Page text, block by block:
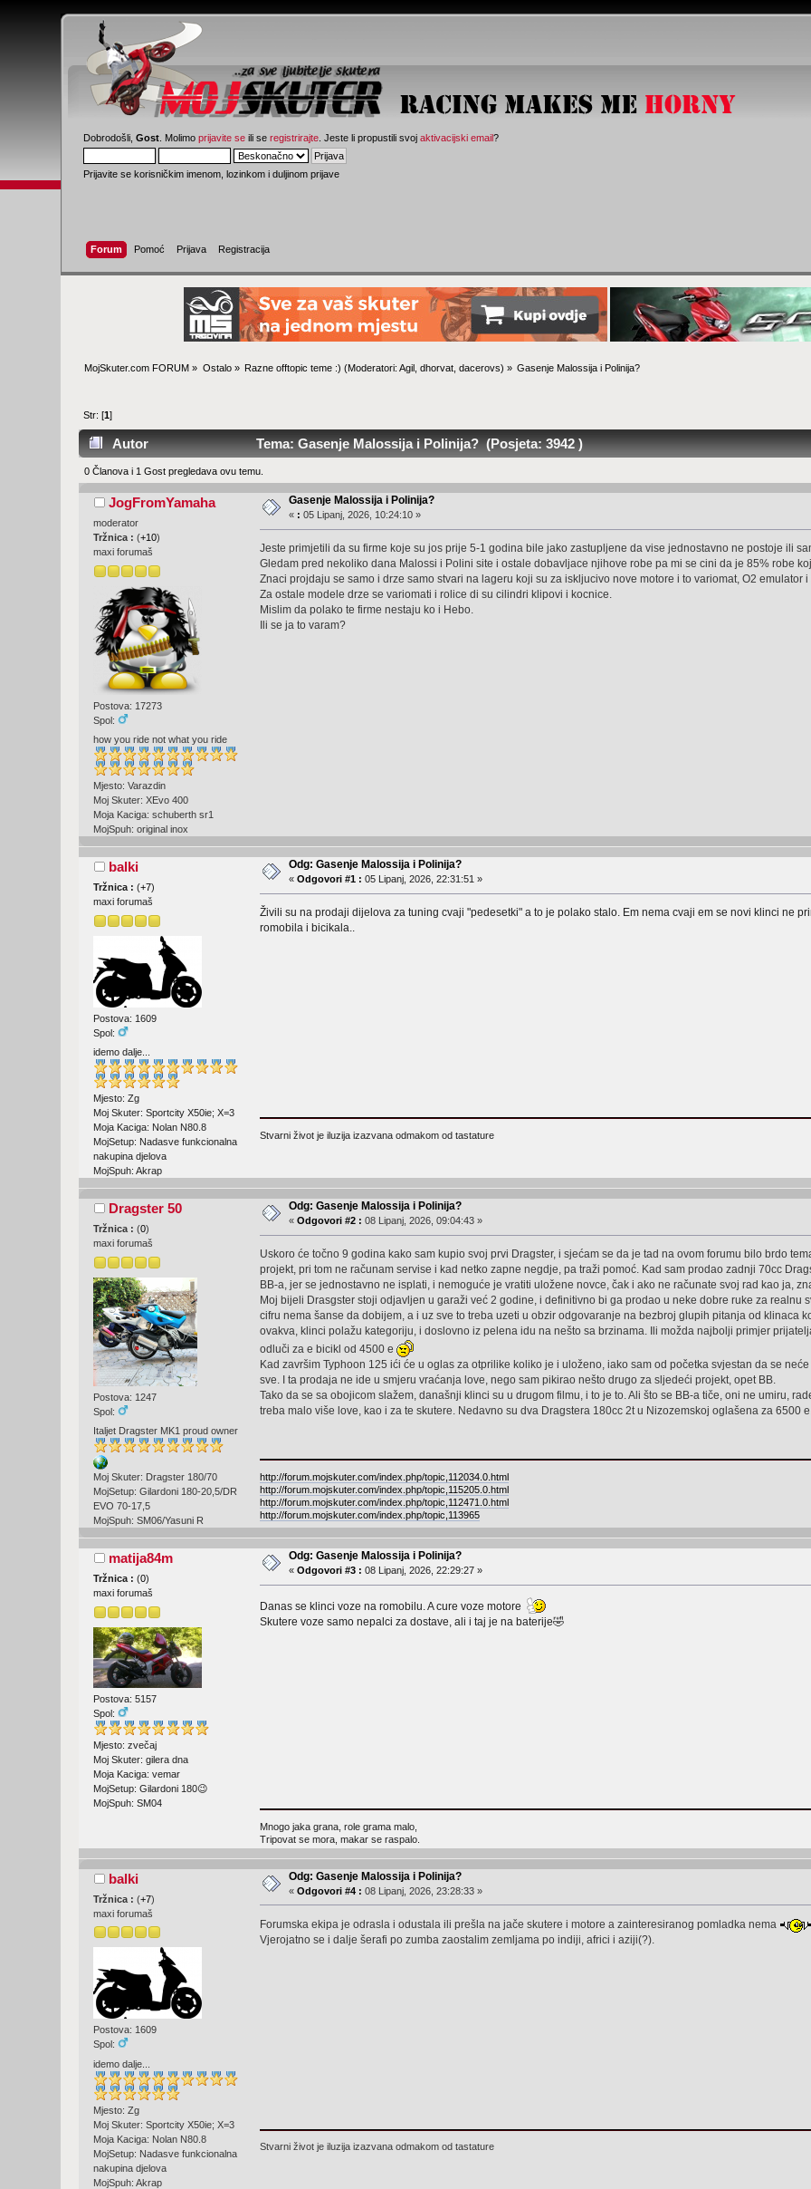
Dobrodošli,Gost . Molimoprijavite se ili seregistrirajte . Jeste li propustili svojaktivacijski email?
Prijavite se korisničkim imenom, lozinkom i duljinom prijave
Forum Pomoć Prijava Registracija
MojSkuter.com FORUM » Ostalo» Razne offtopic teme :) (Moderatori:Agil ,dhorvat ,dacerovs) » Gasenje Malossija i Polinija?
Str: [1]
Autor Tema: Gasenje Malossija i Polinija? (Posjeta: 3942 )
0 Članova i 1 Gost pregledava ovu temu.
JogFromYamaha
moderator
Tržnica :(+10)
maxi forumaš
Postova: 17273
Spol:
how you ride not what you ride
Mjesto: Varazdin
Moj Skuter: XEvo 400
Moja Kaciga: schuberth sr1
MojSpuh: original inox
Gasenje Malossija i Polinija?
« : 05 Lipanj, 2026, 10:24:10 »
Jeste primjetili da su firme koje su jos prije 5-1 godina bile jako zastupljene da vise jednostavno ne postoje ili
Gledam pred nekoliko dana Malossi i Polini site i ostale dobavljace njihove robe pa mi se cini da je 85% robe
Znaci projdaju se samo i drze samo stvari na lageru koji su za iskljucivo nove motore i to variomat, O2 emulator i
Za ostale modele drze se variomati i rolice di su cilindri klipovi i kocnice.
Mislim da polako te firme nestaju ko i Hebo.
Ili se ja to varam?
balki
Tržnica :(+7)
maxi forumaš
Postova: 1609
Spol:
idemo dalje...
Mjesto: Zg
Moj Skuter: Sportcity X50ie; X=3
Moja Kaciga: Nolan N80.8
MojSetup: Nadasve funkcionalna
nakupina djelova
MojSpuh: Akrap
Odg: Gasenje Malossija i Polinija?
«Odgovori #1 : 05 Lipanj, 2026, 22:31:51 »
Živili su na prodaji dijelova za tuning cvaji "pedesetki" a to je polako stalo. Em nema cvaji em se novi klinci ne
romobila i bicikala..
Stvarni život je iluzija izazvana odmakom od tastature
Dragster 50
Tržnica :(0)
maxi forumaš
Postova: 1247
Spol:
Italjet Dragster MK1 proud owner
Moj Skuter: Dragster 180/70
MojSetup: Gilardoni 180-20,5/DR
EVO 70-17,5
MojSpuh: SM06/Yasuni R
Odg: Gasenje Malossija i Polinija?
«Odgovori #2 : 08 Lipanj, 2026, 09:04:43 »
Uskoro će točno 9 godina kako sam kupio svoj prvi Dragster, i sjećam se da je tad na ovom forumu bilo brdo
projekt, pri tom ne računam servise i kad netko zapne negdje, pa traži pomoć. Kad sam prodao zadnji 70cc
BB-a, jer se jednostavno ne isplati, i nemoguće je vratiti uložene novce, čak i ako ne računate svoj rad kao ja,
Moj bijeli Drasgster stoji odjavljen u garaži već 2 godine, i definitivno bi ga prodao u neke dobre ruke za realnu
cifru nema šanse da dobijem, a i uz sve to treba uzeti u obzir odgovaranje na bezbroj glupih pitanja od klinaca
ovakva, klinci polažu kategoriju, i doslovno iz pelena idu na nešto sa brzinama. Ili možda najbolji primjer
odluči za e bicikl od 4500 e
Kad završim Typhoon 125 ići će u oglas za otprilike koliko je i uloženo, iako sam od početka svjestan da se
sve. I ta prodaja ne ide u smjeru vraćanja love, nego sam pikirao nešto drugo za sljedeći projekt, opet BB.
Tako da se sa obojicom slažem, današnji klinci su u drugom filmu, i to je to. Ali što se BB-a tiče, oni ne umiru,
treba malo više love, kao i za te skutere. Nedavno su dva Dragstera 180cc 2t u Nizozemskoj oglašena za 6500
http://forum.mojskuter.com/index.php/topic,112034.0.html
http://forum.mojskuter.com/index.php/topic,115205.0.html
http://forum.mojskuter.com/index.php/topic,112471.0.html
http://forum.mojskuter.com/index.php/topic,113965
matija84m
Tržnica :(0)
maxi forumaš
Postova: 5157
Spol:
Mjesto: zvečaj
Moj Skuter: gilera dna
Moja Kaciga: vemar
MojSetup: Gilardoni 180😉
MojSpuh: SM04
Odg: Gasenje Malossija i Polinija?
«Odgovori #3 : 08 Lipanj, 2026, 22:29:27 »
Danas se klinci voze na romobilu. A cure voze motore
Skutere voze samo nepalci za dostave, ali i taj je na baterije🤣
Mnogo jaka grana, role grama malo,
Tripovat se mora, makar se raspalo.
balki
Tržnica :(+7)
maxi forumaš
Postova: 1609
Spol:
idemo dalje...
Mjesto: Zg
Moj Skuter: Sportcity X50ie; X=3
Moja Kaciga: Nolan N80.8
MojSetup: Nadasve funkcionalna
nakupina djelova
MojSpuh: Akrap
Odg: Gasenje Malossija i Polinija?
«Odgovori #4 : 08 Lipanj, 2026, 23:28:33 »
Forumska ekipa je odrasla i odustala ili prešla na jače skutere i motore a zainteresiranog pomladka nema
Vjerojatno se i dalje šerafi po zumba zaostalim zemljama po indiji, africi i aziji(?).
Stvarni život je iluzija izazvana odmakom od tastature